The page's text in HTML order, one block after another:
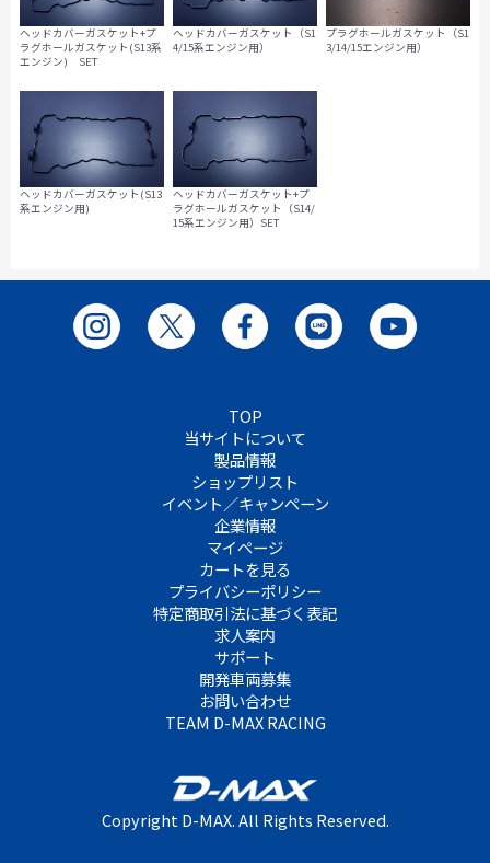
ヘッドカバーガスケット+プ
ラグホールガスケット(S13系
エンジン) SET
ヘッドカバーガスケット（S1
4/15系エンジン用）
プラグホールガスケット（S1
3/14/15エンジン用）
ヘッドカバーガスケット(S13
系エンジン用)
ヘッドカバーガスケット+プ
ラグホールガスケット（S14/
15系エンジン用）SET
TOP
当サイトについて
製品情報
ショップリスト
イベント／キャンペーン
企業情報
マイページ
カートを見る
プライバシーポリシー
特定商取引法に基づく表記
求人案内
サポート
開発車両募集
お問い合わせ
TEAM D-MAX RACING
Copyright D-MAX. All Rights Reserved.